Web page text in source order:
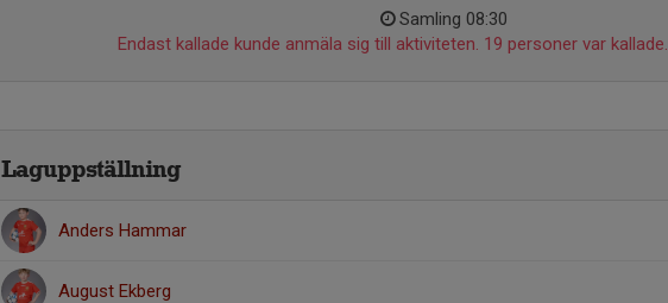
Samling 08:30
Endast kallade kunde anmäla sig till aktiviteten. 19 personer var kallade.
Laguppställning
Anders Hammar
August Ekberg